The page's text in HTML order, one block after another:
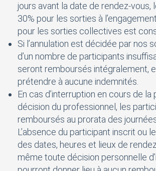
jours avant la date de rendez-vous,
30% pour les sorties à
pour les sorties collectives est
Si l’annulation est décidée par nos
d’un nombre de participants
seront remboursés intégralement,
prétendre à aucune indemnités.
En cas d’interruption en cours de
décision du professionnel, les
remboursés au prorata des
L’absence du participant inscrit ou
des dates, heures et lieux de
même toute décision personnelle